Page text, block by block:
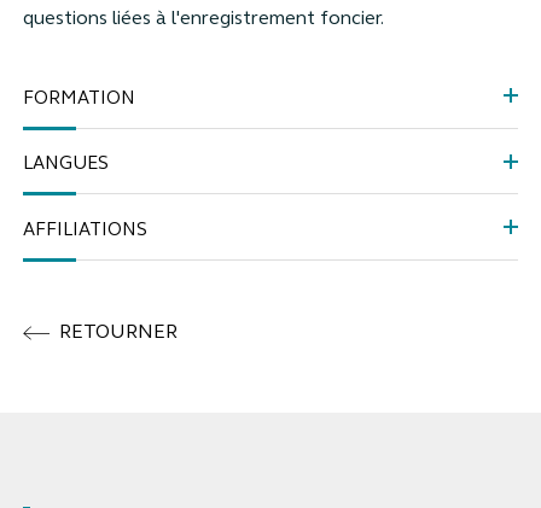
questions liées à l'enregistrement foncier.
FORMATION
LANGUES
AFFILIATIONS
RETOURNER